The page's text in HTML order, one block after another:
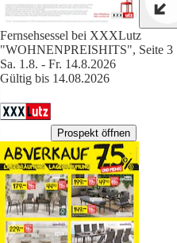
Fernsehsessel bei XXXLutz
"WOHNENPREISHITS", Seite 3
Sa. 1.8. - Fr. 14.8.2026
Gültig bis 14.08.2026
Prospekt öffnen